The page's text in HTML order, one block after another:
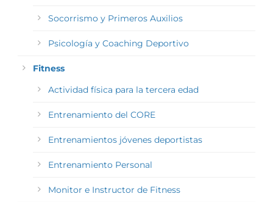
Socorrismo y Primeros Auxilios
Psicología y Coaching Deportivo
Fitness
Actividad física para la tercera edad
Entrenamiento del CORE
Entrenamientos jóvenes deportistas
Entrenamiento Personal
Monitor e Instructor de Fitness